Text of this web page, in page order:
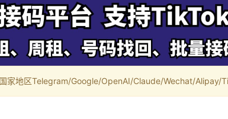
家地区Telegram/Google/OpenAI/Claude/Wechat/Alipay/